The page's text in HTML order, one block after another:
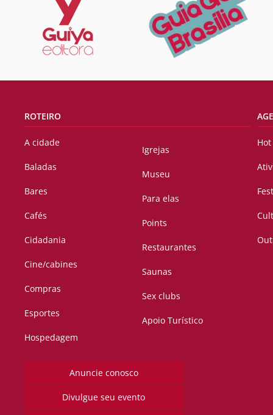
ROTEIRO
A cidade
Baladas
Bares
Cafés
Cidadania
Cine/cabines
Compras
Esportes
Hospedagem
Igrejas
Museu
Para elas
Points
Restaurantes
Saunas
Sex clubs
Apoio Turístico
Anuncie conosco
Divulgue seu evento
Hot